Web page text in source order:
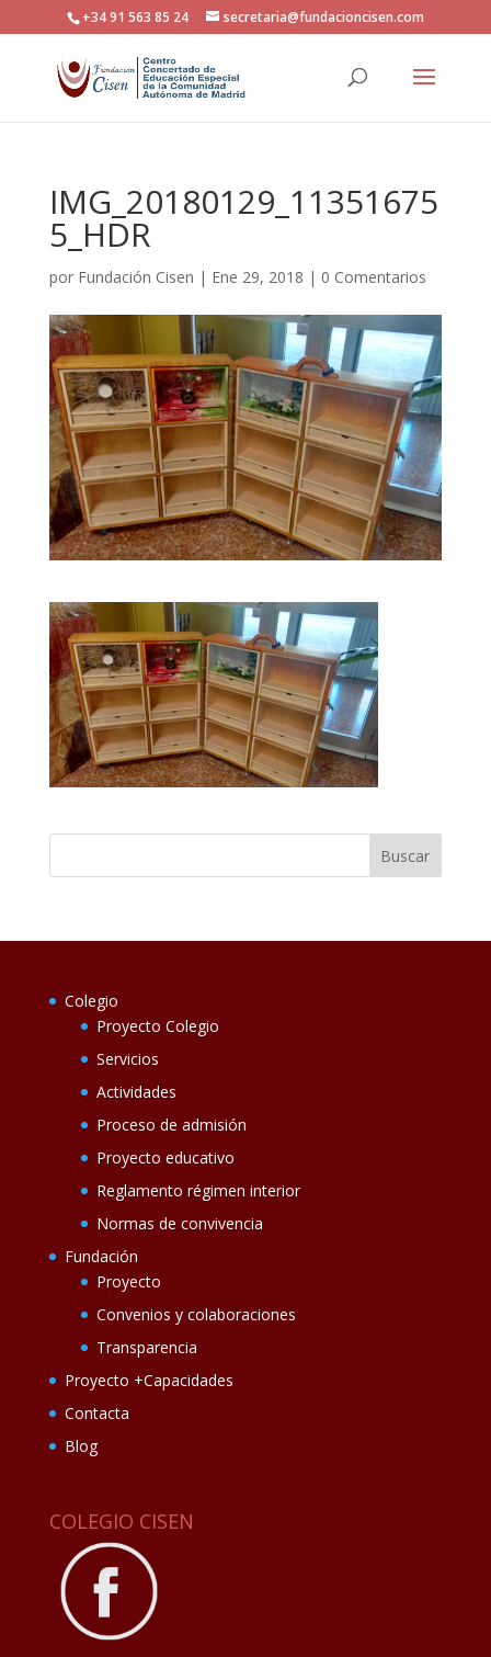
+34 91 563 85 24 secretaria@fundacioncisen.com
IMG_20180129_11351675
5_HDR
por Fundación Cisen | Ene 29, 2018 | 0 Comentarios
Colegio
Proyecto Colegio
Servicios
Actividades
Proceso de admisión
Proyecto educativo
Reglamento régimen interior
Normas de convivencia
Fundación
Proyecto
Convenios y colaboraciones
Transparencia
Proyecto +Capacidades
Contacta
Blog
COLEGIO CISEN